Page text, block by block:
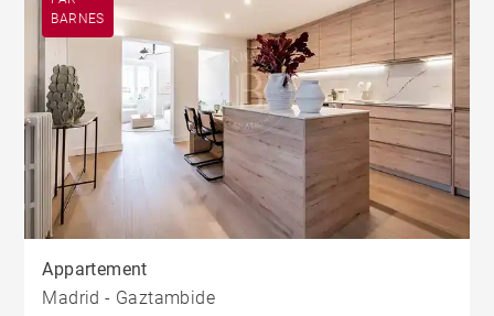
BARNES
Appartement
Madrid - Gaztambide